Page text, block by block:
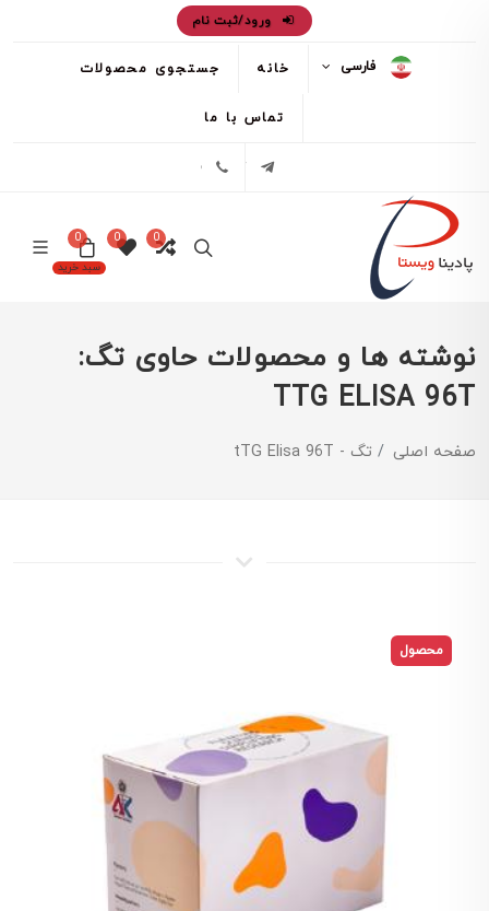
ورود/ثبت نام
فارسی خانه جستجوی محصولات
تماس با ما
تلگرام
0
0
سبد خرید
0
نوشته ها و محصولات حاوی تگ:
TTG ELISA 96T
صفحه اصلی تگ - tTG Elisa 96T
محصول